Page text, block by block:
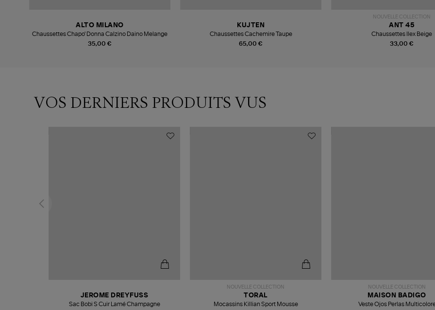
35,00 €
ALTO MILANO
Chaussettes Chapo' Donna Calzino Daino Melange
65,00 €
KUJTEN
Chaussettes Cachemire Taupe
NOUVELLE COLLECTION
33,00 €
ANT 45
Chaussettes Ilex Beige
VOS DERNIERS PRODUITS VUS
JEROME DREYFUSS
Sac Bobi S Cuir Lamé Champagne
NOUVELLE COLLECTION
TORAL
Mocassins Killian Sport Mousse
NOUVELLE COLLECTION
MAISON BADIGO
Veste Ojos Perlas